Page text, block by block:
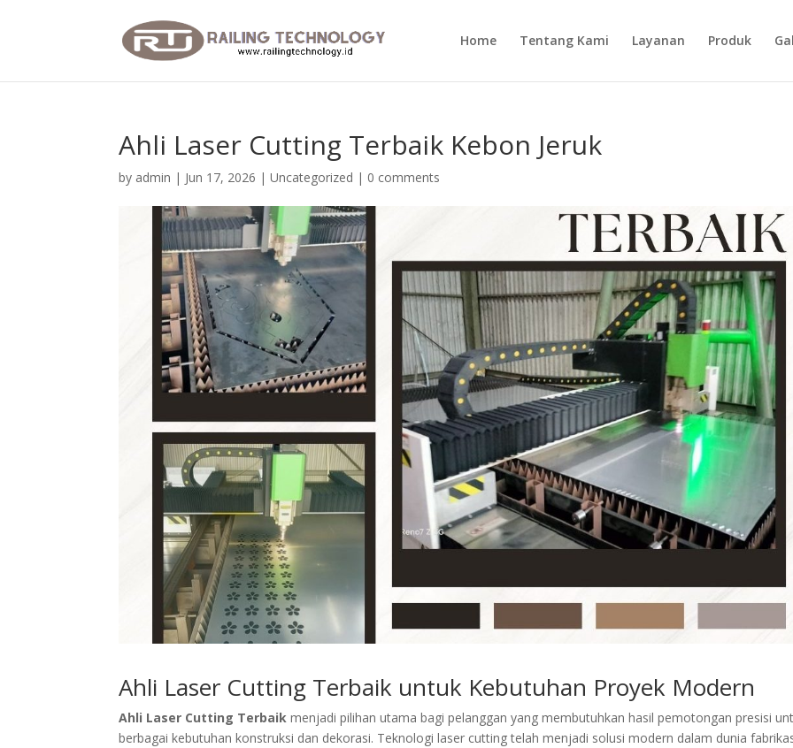
Home Tentang Kami Layanan Produk
Ahli Laser Cutting Terbaik Kebon Jeruk
by admin | Jun 17, 2026 |Uncategorized | 0 comments
Ahli Laser Cutting Terbaik untuk Kebutuhan Proyek Modern
Ahli Laser Cutting Terbaik menjadi pilihan utama bagi pelanggan yang membutuhkan hasil pemotongan presisi
berbagai kebutuhan konstruksi dan dekorasi. Teknologi laser cutting telah menjadi solusi modern dalam dunia